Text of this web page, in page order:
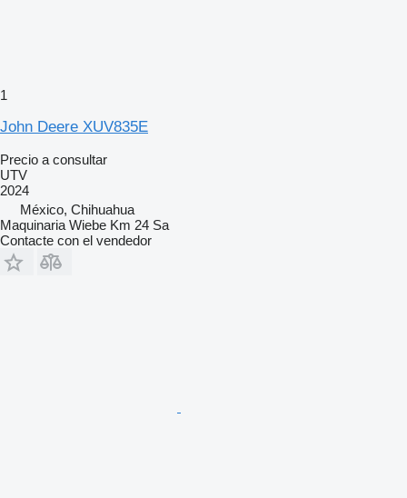
1
John Deere XUV835E
Precio a consultar
UTV
2024
México, Chihuahua
Maquinaria Wiebe Km 24 Sa
Contacte con el vendedor